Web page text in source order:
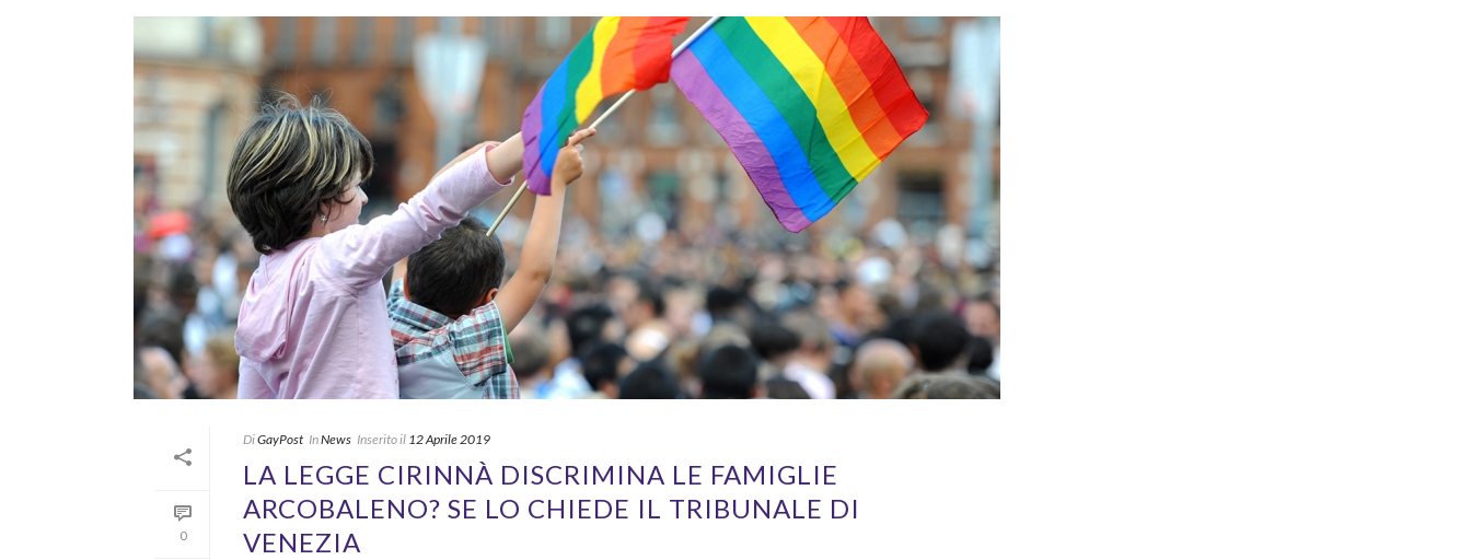
0
DiGayPost InNews Inserito il 12 Aprile 2019
LA LEGGE CIRINNÀ DISCRIMINA LE FAMIGLIE
ARCOBALENO? SE LO CHIEDE IL TRIBUNALE DI
VENEZIA